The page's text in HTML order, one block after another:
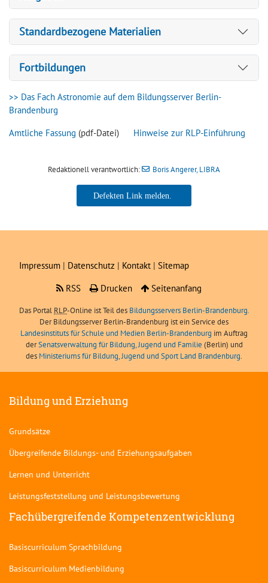
Standardbezogene Materialien
Fortbildungen
>> Das Fach Astronomie auf dem Bildungsserver Berlin-
Brandenburg
Amtliche Fassung (pdf-Datei) Hinweise zur RLP-Einführung
Redaktionell verantwortlich: Boris Angerer, LIBRA
Boris Angerer, LIBRA
Impressum | Datenschutz | Kontakt | Sitemap
RSS
Drucken Seitenanfang
Das Portal RLP-Online ist Teil des Bildungsservers Berlin-Brandenburg.
Der Bildungsserver Berlin-Brandenburg ist ein Service des
Landesinstituts für Schule und Medien Berlin-Brandenburg im Auftrag
derSenatsverwaltung für Bildung, Jugend und Familie (Berlin) und
des Ministeriums für Bildung, Jugend und Sport Land Brandenburg.
Bildung und Erziehung
Grundsätze
Übergreifende Bildungs- und Erziehungsaufgaben
Lernen und Unterricht
Leistungsfeststellung und Leistungsbewertung
Fachübergreifende Kompetenzentwicklung
Basiscurriculum Sprachbildung
Basiscurriculum Medienbildung